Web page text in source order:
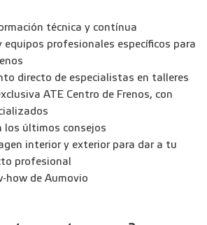
técnica y contínua
equipos profesionales específicos para
directo de especialistas en talleres
ATE Centro de Frenos, con
los últimos consejos
interior y exterior para dar a tu
profesional
how de Aumovio